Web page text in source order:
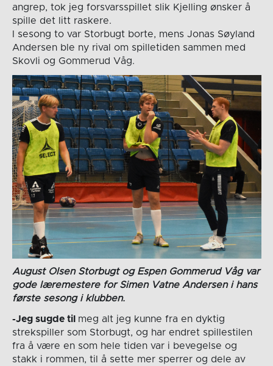
angrep, tok jeg forsvarsspillet slik Kjelling ønsker å
spille det litt raskere.
I sesong to var Storbugt borte, mens Jonas Søyland
Andersen ble ny rival om spilletiden sammen med
Skovli og Gommerud Våg.
August Olsen Storbugt og Espen Gommerud Våg var
gode læremestere for Simen Vatne Andersen i hans
første sesong i klubben.
-Jeg sugde til meg alt jeg kunne fra en dyktig
strekspiller som Storbugt, og har endret spillestilen
fra å være en som hele tiden var i bevegelse og
stakk i rommen, til å sette mer sperrer og dele av